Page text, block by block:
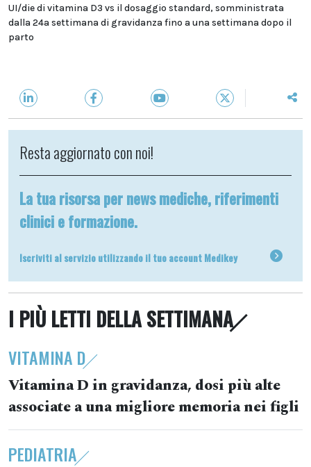
UI/die di vitamina D3 vs il dosaggio standard, somministrata
dalla 24a settimana di gravidanza fino a una settimana dopo il
parto
Resta aggiornato con noi!
La tua risorsa per news mediche, riferimenti
clinici e formazione.
Iscriviti al servizio utilizzando il tuo account Medikey
I PIÙ LETTI DELLA SETTIMANA
VITAMINA D
Vitamina D in gravidanza, dosi più alte
associate a una migliore memoria nei figli
PEDIATRIA